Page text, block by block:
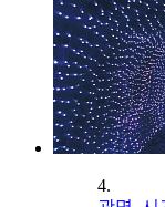
4.